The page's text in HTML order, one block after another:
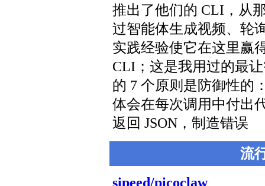
推出了他们的 CLI，从
过智能体生成视频、轮
实践经验使它在这里赢
CLI；这是我用过的最
的 7 个原则是防御性的
体会在每次调用中付出
返回 JSON，制造错误
流
sipeed/picoclaw